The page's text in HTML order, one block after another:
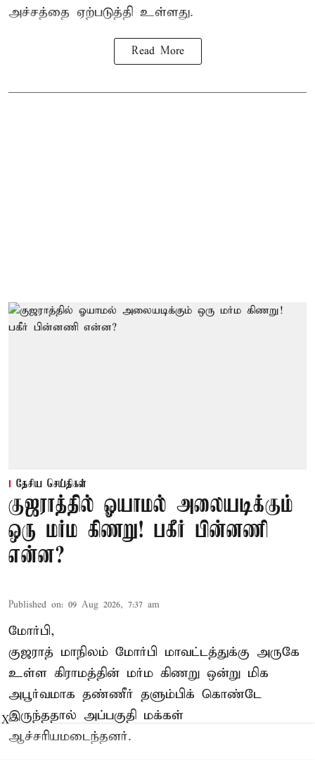
அச்சத்தை ஏற்படுத்தி உள்ளது.
Read More
தேசிய செய்திகள்
குஜராத்தில் ஓயாமல் அலையடிக்கும்
ஒரு மர்ம கிணறு! பகீர் பின்னணி
என்ன?
Published on: 09 Aug 2026, 7:37 am
மோர்பி,
குஜராத் மாநிலம் மோர்பி மாவட்டத்துக்கு அருகே
உள்ள கிராமத்தின் மர்ம கிணறு ஒன்று மிக
அபூர்வமாக தண்ணீர் தளும்பிக் கொண்டே
இருந்ததால் அப்பகுதி மக்கள்
ஆச்சரியமடைந்தனர்.
X